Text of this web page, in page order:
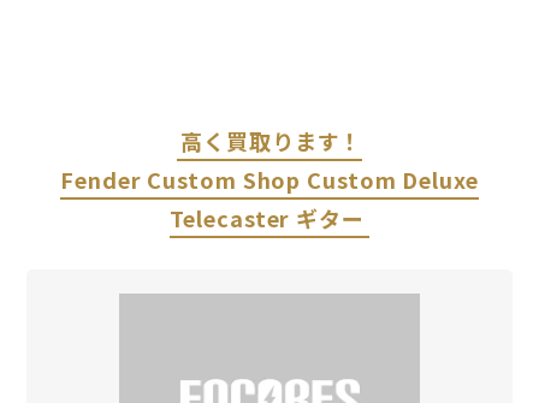
高く買取ります！
Fender Custom Shop Custom Deluxe
Telecaster ギター